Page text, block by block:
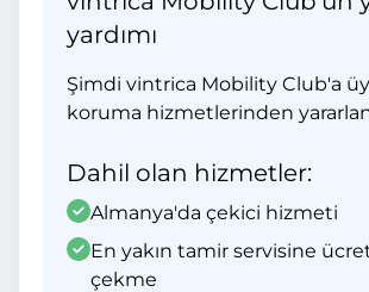
yardımı
Şimdi vintrica Mobility Club'a
koruma hizmetlerinden
Dahil olan hizmetler:
Almanya'da çekici hizmeti
En yakın tamir servisine
çekme